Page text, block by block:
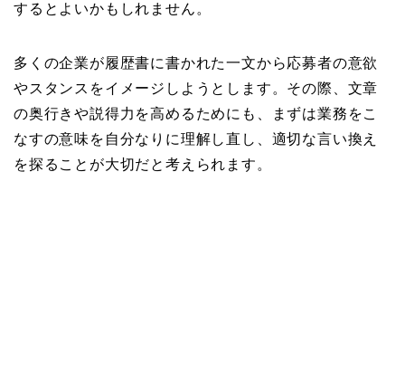
するとよいかもしれません。
多くの企業が履歴書に書かれた一文から応募者の意欲
やスタンスをイメージしようとします。その際、文章
の奥行きや説得力を高めるためにも、まずは業務をこ
なすの意味を自分なりに理解し直し、適切な言い換え
を探ることが大切だと考えられます。